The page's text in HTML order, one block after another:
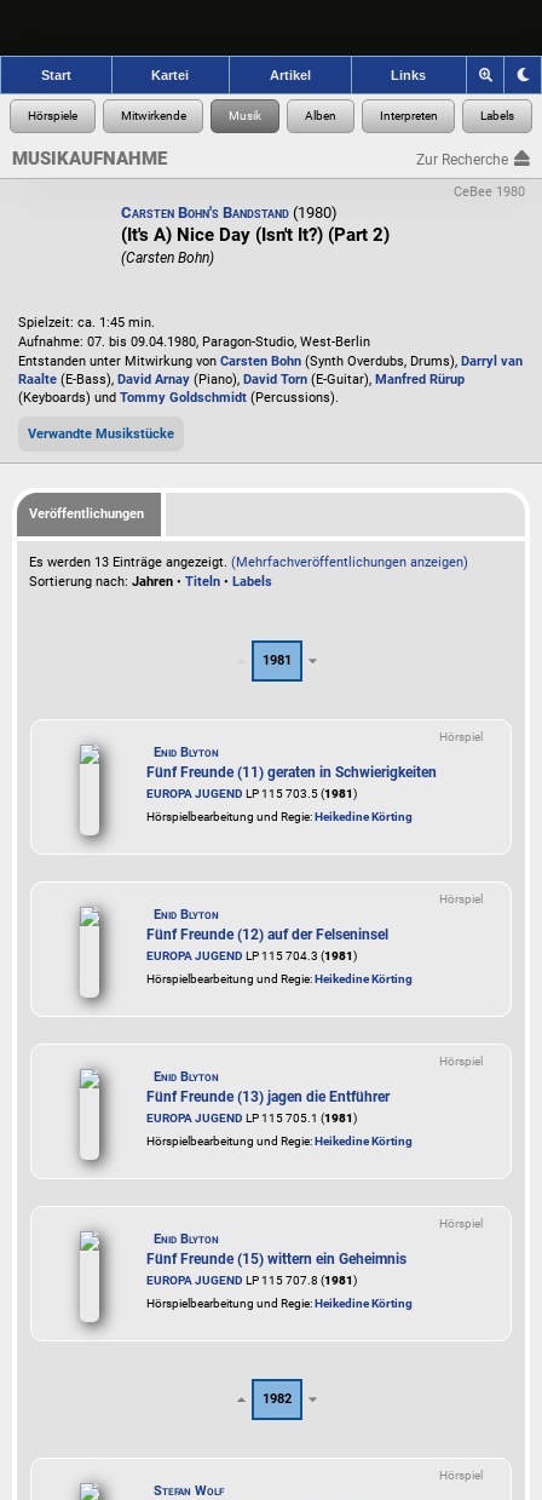
Start Kartei Artikel Links
MUSIKAUFNAHME Zur Recherche
CeBee 1980
Carsten Bohn's Bandstand (1980)
(It's A) Nice Day (Isn't It?) (Part 2)
(Carsten Bohn)
Spielzeit: ca. 1:45 min.
Aufnahme: 07. bis 09.04.1980, Paragon-Studio, West-Berlin
Entstanden unter Mitwirkung von Carsten Bohn (Synth Overdubs, Drums), Darryl van
Raalte (E-Bass), David Arnay (Piano), David Torn (E-Guitar), Manfred Rürup
(Keyboards) und Tommy Goldschmidt (Percussions).
Verwandte Musikstücke
Veröffentlichungen
Es werden 13 Einträge angezeigt. (Mehrfachveröffentlichungen anzeigen)
Sortierung nach: Jahren • Titeln • Labels
1981
Hörspiel
Enid Blyton
Fünf Freunde (11) geraten in Schwierigkeiten
EUROPA JUGEND LP 115 703.5 (1981)
Hörspielbearbeitung und Regie:Heikedine Körting
Hörspiel
Enid Blyton
Fünf Freunde (12) auf der Felseninsel
EUROPA JUGEND LP 115 704.3 (1981)
Hörspielbearbeitung und Regie:Heikedine Körting
Hörspiel
Enid Blyton
Fünf Freunde (13) jagen die Entführer
EUROPA JUGEND LP 115 705.1 (1981)
Hörspielbearbeitung und Regie:Heikedine Körting
Hörspiel
Enid Blyton
Fünf Freunde (15) wittern ein Geheimnis
EUROPA JUGEND LP 115 707.8 (1981)
Hörspielbearbeitung und Regie:Heikedine Körting
1982
Hörspiel
Stefan Wolf